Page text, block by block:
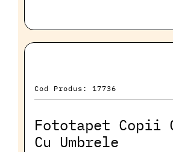
Cod Produs: 17736
Fototapet Copii
Cu Umbrele